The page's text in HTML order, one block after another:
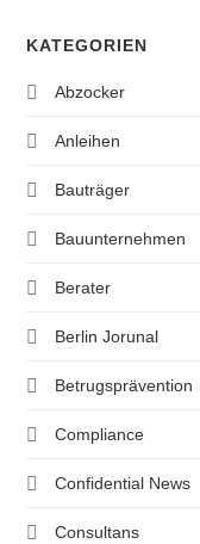
KATEGORIEN
Abzocker
Anleihen
Bauträger
Bauunternehmen
Berater
Berlin Jorunal
Betrugsprävention
Compliance
Confidential News
Consultans